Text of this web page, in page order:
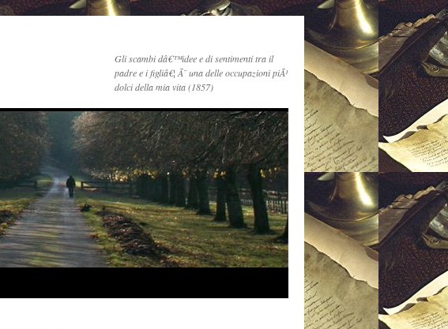
Gli scambi dâ€™idee e di sentimenti tra il
padre e i figliâ€¦ Ã¨ una delle occupazioni piÃ¹
dolci della mia vita (1857)